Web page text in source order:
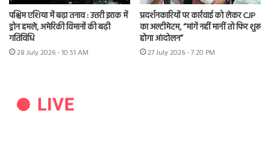
पश्चिम एशिया में बढ़ा तनाव : उत्तरी इराक में
ड्रोन हमले, अमेरिकी विमानों की बढ़ी
गतिविधि
28 July 2026 - 10:51 AM
प्रदर्शनकारियों पर कार्रवाई को लेकर CJP
का अल्टीमेटम, “मांगें नहीं मानीं तो फिर शुरू
होगा आंदोलन”
27 July 2026 - 7:20 PM